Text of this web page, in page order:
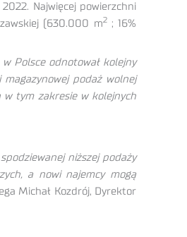
Najwięcej powierzchni
(630.000 m2; 16%
Polsce odnotował kolejny
podaż wolnej
w tym zakresie w kolejnych
niższej podaży
a nowi najemcy mogą
Michał Kozdrój, Dyrektor